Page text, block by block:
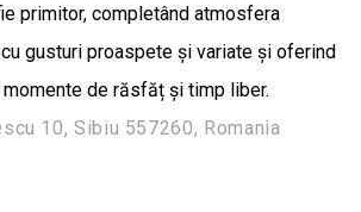
primitor, completând atmosfera
gusturi proaspete și variate și oferind
de răsfăț și timp liber.
10, Sibiu 557260, Romania